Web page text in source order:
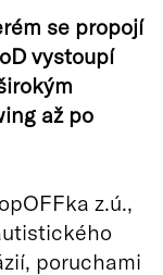
se propojí
vystoupí
až po
z.ú.,
poruchami